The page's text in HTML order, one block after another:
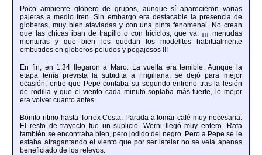
Poco ambiente globero de grupos, aunque sí aparecieron varias
pajeras a medio tren. Sin embargo era destacable la presencia de
globeras, muy bien ataviadas y con una pinta fenomenal. No crean
que las chicas iban de trapillo o con triciclos, que va: ¡¡¡ menudas
monturas y que bien les quedan los modelitos habitualmente
embutidos en globeros peludos y pegajosos !!!
En fin, en 1:34 llegaron a Maro. La vuelta era temible. Aunque la
etapa tenía prevista la subidita a Frigiliana, se dejó para mejor
ocasión; entre que Pepe contaba su segundo entreno tras la lesión
de rodilla y que el viento cada minuto soplaba más fuerte, lo mejor
era volver cuanto antes.
Bonito ritmo hasta Torrox Costa. Parada a tomar café muy necesaria.
El resto de trayecto fue un suplicio. Werni llegó muy entero. Rafa
también se encontraba bien, pero jodido del negro. Pero a Pepe se le
estaba atragantando el viento que por ser latelar no se veía apenas
beneficiado de los relevos.